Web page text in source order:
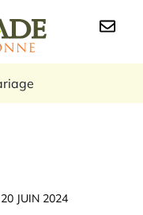
sur
JUIN 2024